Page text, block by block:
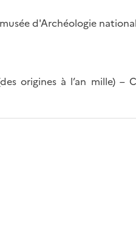
d'Archéologie
origines à l’an mille) –